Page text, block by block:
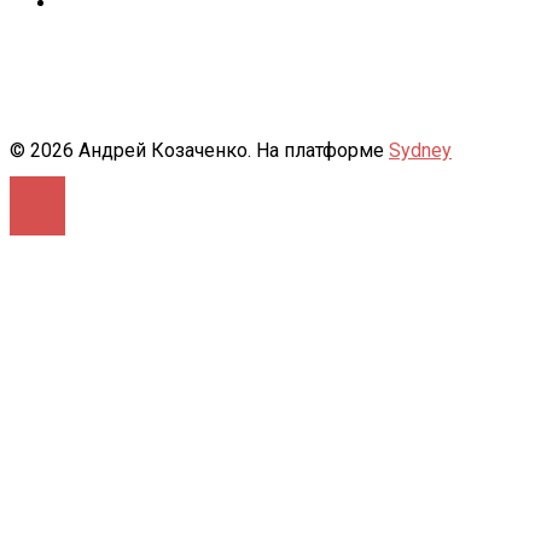
© 2026 Андрей Козаченко. На платформе Sydney